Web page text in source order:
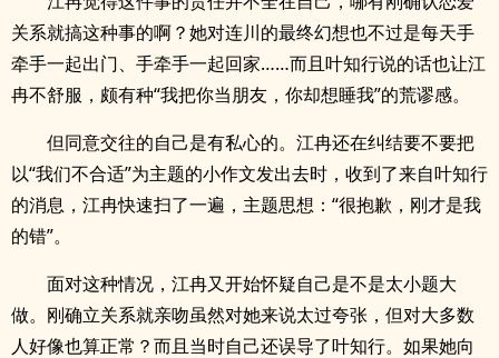
关系就搞这种事的啊？她对连川的最终幻想也不过是每天手
牵手一起出门、手牵手一起回家……而且叶知行说的话也让江
冉不舒服，颇有种“我把你当朋友，你却想睡我”的荒谬感。
但同意交往的自己是有私心的。江冉还在纠结要不要把
以“我们不合适”为主题的小作文发出去时，收到了来自叶知行
的消息，江冉快速扫了一遍，主题思想：“很抱歉，刚才是我
的错”。
面对这种情况，江冉又开始怀疑自己是不是太小题大
做。刚确立关系就亲吻虽然对她来说太过夸张，但对大多数
人好像也算正常？而且当时自己还误导了叶知行。如果她向